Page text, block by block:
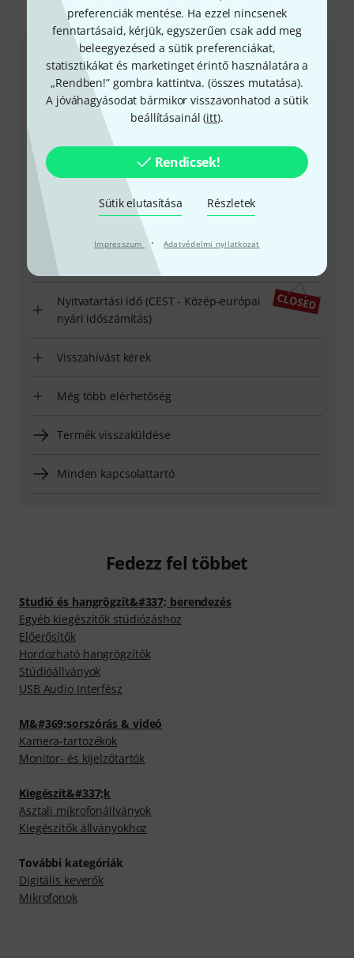
preferenciák mentése. Ha ezzel nincsenek
fenntartásaid, kérjük, egyszerűen csak add meg
beleegyezésed a sütik preferenciákat,
statisztikákat és marketinget érintő használatára a
„Rendben!” gombra kattintva. (összes mutatása).
A jóváhagyásodat bármikor visszavonhatod a sütik
beállításainál (itt).
Rendicsek!
Sütik elutasítása Részletek
Impresszum · Adatvédelmi nyilatkozat
Így érhetsz el minket
Ügyfélszolgálat - Magyarország
+49-9546-9223-531
Ügyfélszolgálatunk minden kérdés és észrevétel esetén
örömmel áll rendelkezésedre
Készítsd elő ügyfélszámodat
Nyitvatartási idő (CEST - Közép-európai
nyári időszámítás)
Visszahívást kérek
Még több elérhetőség
Termék visszaküldése
Minden kapcsolattartó
Fedezz fel többet
Studió és hangrögzít&#337; berendezés
Egyéb kiegészítők stúdiózáshoz
Előerősítők
Hordozható hangrögzítők
Stúdióállványok
USB Audio Interfész
M&#369;sorszórás & videó
Kamera-tartozékok
Monitor- és kijelzőtartók
Kiegészít&#337;k
Asztali mikrofonállványok
Kiegészítők állványokhoz
További kategóriák
Digitális keverők
Mikrofonok